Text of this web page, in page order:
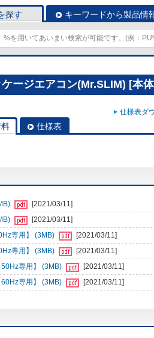
探す キーワードから製品情
ージエアコン(Mr.SLIM) [本
仕様表ダ
仕様表
[2021/03/11]
[2021/03/11]
専用】 (3MB)
[2021/03/11]
専用】 (3MB)
[2021/03/11]
専用】 (3MB)
[2021/03/11]
専用】 (3MB)
[2021/03/11]